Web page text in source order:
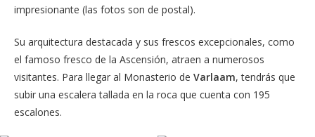
impresionante (las fotos son de postal).
Su arquitectura destacada y sus frescos excepcionales, como
el famoso fresco de la Ascensión, atraen a numerosos
visitantes. Para llegar al Monasterio de Varlaam, tendrás que
subir una escalera tallada en la roca que cuenta con 195
escalones.